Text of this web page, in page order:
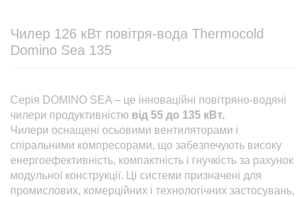
Чилер 126 кВт повітря-вода Thermocold
Domino Sea 135
Серія DOMINO SEA – це інноваційні повітряно-водяні
чилери продуктивністю від 55 до 135 кВт.
Чилери оснащені осьовими вентиляторами і
спіральними компресорами, що забезпечують високу
енергоефективність, компактність і гнучкість за рахунок
модульної конструкції. Ці системи призначені для
промислових, комерційних і технологічних застосувань,